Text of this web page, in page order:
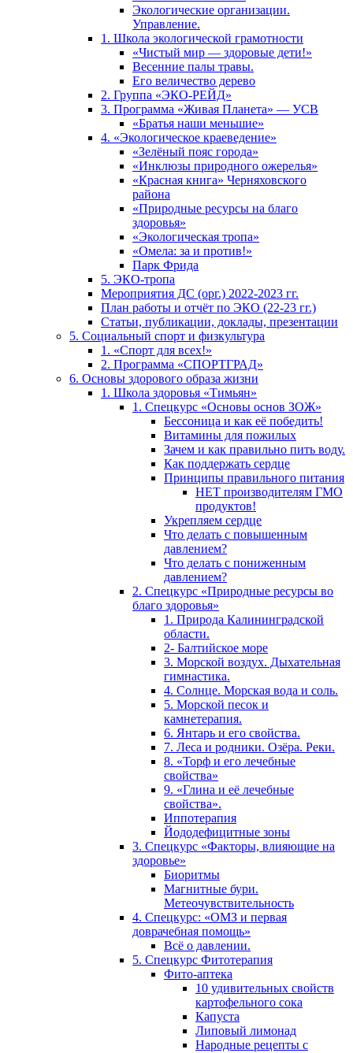
Экологические организации.
Управление.
1. Школа экологической грамотности
«Чистый мир — здоровые дети!»
Весенние палы травы.
Его величество дерево
2. Группа «ЭКО-РЕЙД»
3. Программа «Живая Планета» — УСВ
«Братья наши меньшие»
4. «Экологическое краеведение»
«Зелёный пояс города»
«Инклюзы природного ожерелья»
«Красная книга» Черняховского
района
«Природные ресурсы на благо
здоровья»
«Экологическая тропа»
«Омела: за и против!»
Парк Фрида
5. ЭКО-тропа
Мероприятия ДС (орг.) 2022-2023 гг.
План работы и отчёт по ЭКО (22-23 гг.)
Статьи, публикации, доклады, презентации
5. Социальный спорт и физкультура
1. «Спорт для всех!»
2. Программа «СПОРТГРАД»
6. Основы здорового образа жизни
1. Школа здоровья «Тимьян»
1. Спецкурс «Основы основ ЗОЖ»
Бессоница и как её победить!
Витамины для пожилых
Зачем и как правильно пить воду.
Как поддержать сердце
Принципы правильного питания
НЕТ производителям ГМО
продуктов!
Укрепляем сердце
Что делать с повышенным
давлением?
Что делать с пониженным
давлением?
2. Спецкурс «Природные ресурсы во
благо здоровья»
1. Природа Калининградской
области.
2- Балтийское море
3. Морской воздух. Дыхательная
гимнастика.
4. Солнце. Морская вода и соль.
5. Морской песок и
камнетерапия.
6. Янтарь и его свойства.
7. Леса и родники. Озёра. Реки.
8. «Торф и его лечебные
свойства»
9. «Глина и её лечебные
свойства».
Иппотерапия
Йододефицитные зоны
3. Спецкурс «Факторы, влияющие на
здоровье»
Биоритмы
Магнитные бури.
Метеочувствительность
4. Спецкурс: «ОМЗ и первая
доврачебная помощь»
Всё о давлении.
5. Спецкурс Фитотерапия
Фито-аптека
10 удивительных свойств
картофельного сока
Капуста
Липовый лимонад
Народные рецепты с